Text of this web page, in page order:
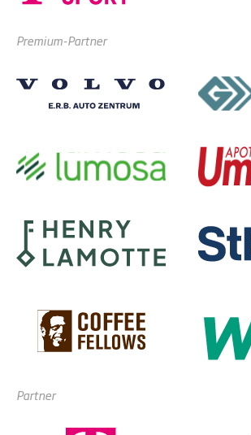
Premium-Partner
Partner